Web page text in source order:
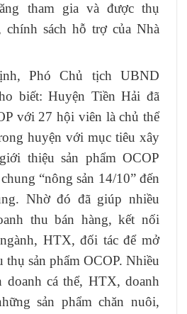
tham gia và được thụ
chính sách hỗ trợ của Nhà
Phó Chủ tịch UBND
biết: Huyện Tiền Hải đã
với 27 hội viên là chủ thể
huyện với mục tiêu xây
thiệu sản phẩm OCOP
“nông sản 14/10” đến
Nhờ đó đã giúp nhiều
thu bán hàng, kết nối
HTX, đối tác để mở
sản phẩm OCOP. Nhiều
cá thể, HTX, doanh
sản phẩm chăn nuôi,